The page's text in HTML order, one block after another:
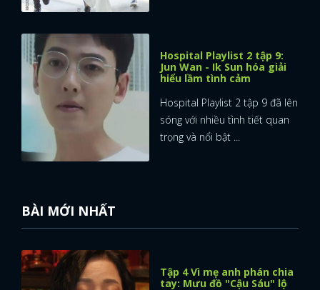
Hospital Playlist 2 tập 9:
Jun Wan - Ik Sun hóa giải
hiểu lầm tình cảm
Hospital Playlist 2 tập 9 đã lên
sóng với nhiều tình tiết quan
trọng và nổi bật ...
BÀI MỚI NHẤT
Tập 4 Vì mẹ anh phán chia
tay: Mưu đồ "Cậu Sáu" lộ